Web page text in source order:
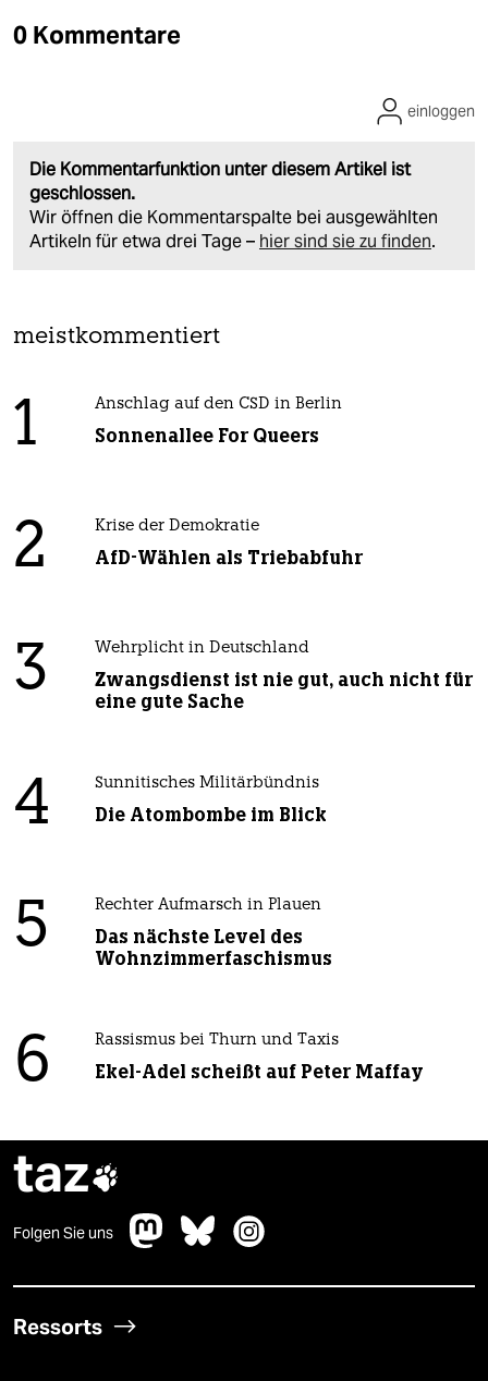
0 Kommentare
Die Kommentarfunktion unter diesem Artikel ist
geschlossen.
Wir öffnen die Kommentarspalte bei ausgewählten
Artikeln für etwa drei Tage – hier sind sie zu finden.
einloggen
meistkommentiert
1 Anschlag auf den CSD in Berlin
Sonnenallee For Queers
2 Krise der Demokratie
AfD-Wählen als Triebabfuhr
3 Wehrplicht in Deutschland
Zwangsdienst ist nie gut, auch nicht für
eine gute Sache
4 Sunnitisches Militärbündnis
Die Atombombe im Blick
5 Rechter Aufmarsch in Plauen
Das nächste Level des
Wohnzimmerfaschismus
6 Rassismus bei Thurn und Taxis
Ekel-Adel scheißt auf Peter Maffay
taz
Folgen Sie uns
Ressorts